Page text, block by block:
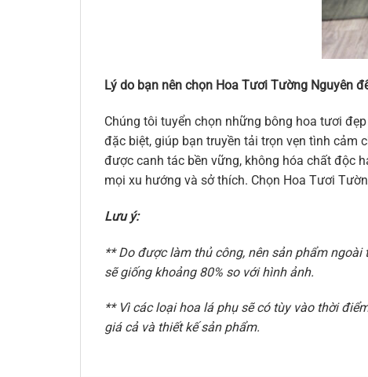
Lý do bạn nên chọn Hoa Tươi Tường Nguyên
Chúng tôi tuyển chọn những bông hoa tươi
đặc biệt, giúp bạn truyền tải trọn vẹn tình cảm
được canh tác bền vững, không hóa chất độc
mọi xu hướng và sở thích. Chọn Hoa Tươi
Lưu ý:
** Do được làm thủ công, nên sản phẩm
sẽ giống khoảng 80% so với hình ảnh.
** Vì các loại hoa lá phụ sẽ có tùy vào thời
giá cả và thiết kế sản phẩm.